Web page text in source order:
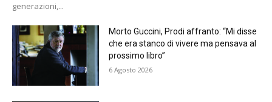
generazioni,...
Morto Guccini, Prodi affranto: “Mi disse
che era stanco di vivere ma pensava al
prossimo libro”
6 Agosto 2026